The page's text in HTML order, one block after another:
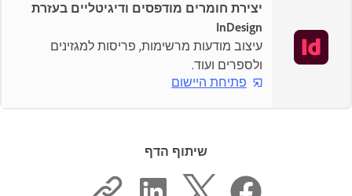
יצירת חומרים מודפסים ודיגיטליים בעזרת
InDesign
עיצוב מודעות מרשימות, פריסות למגזינים
ולספרים ועוד.
פתיחת היישום
שיתוף הדף